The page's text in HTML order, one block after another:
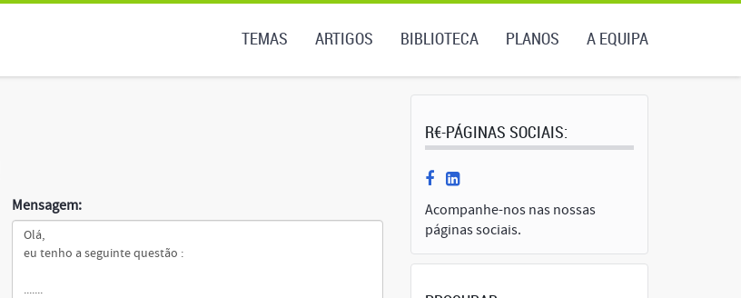
TEMAS ARTIGOS BIBLIOTECA PLANOS A EQUIPA
Mensagem:
R€-PÁGINAS SOCIAIS:
Acompanhe-nos nas nossas
páginas sociais.